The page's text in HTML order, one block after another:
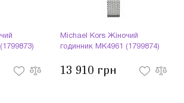
Michael Kors Жіночий
годинник MK4961 (1799874)
13 910 грн